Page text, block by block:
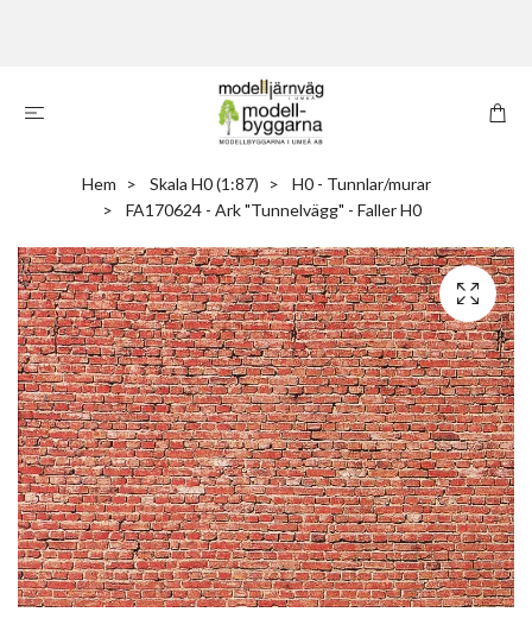
Hem Skala H0 (1:87)
H0 - Tunnlar/murar
FA170624 - Ark "Tunnelvägg" - Faller H0